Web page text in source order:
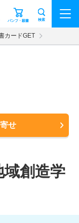
パンフ・願書 検索
カードGET
せ
域創造学